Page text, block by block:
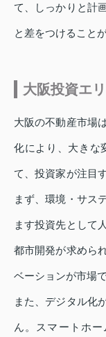
て、しっかりと計
と差をつけること
大阪投資エ
大阪の不動産市場
化により、大きな
て、投資家が注目
まず、環境・サス
ます投資先として
都市開発が求めら
ベーションが市場
また、デジタル化
ん。スマートホー